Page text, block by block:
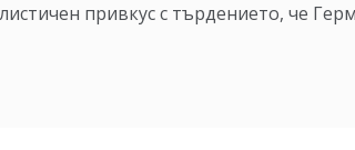
привкус с търдението, че